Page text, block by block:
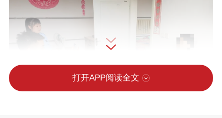
打开APP阅读全文